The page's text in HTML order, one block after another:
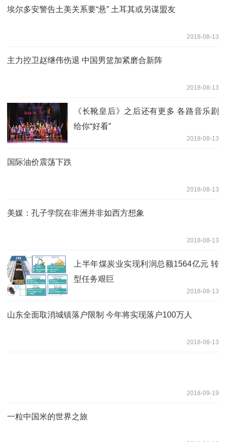
埃尔多安警告土美关系要“悬” 土耳其或另谋盟友
2018-08-13
主力控卫赵继伟伤退 中国男篮加紧磨合新阵
2018-08-13
《长靴皇后》之后还有更多 各路音乐剧
给你“好看”
2018-08-13
国际油价震荡下跌
2018-08-13
美媒：孔子学院在非洲并非如西方想象
2018-08-13
上半年煤炭业实现利润总额1564亿元 转
型任务艰巨
2018-08-13
山东全面取消城镇落户限制 今年将实现落户100万人
2018-08-13
2018-09-19
一粒中国米的世界之旅